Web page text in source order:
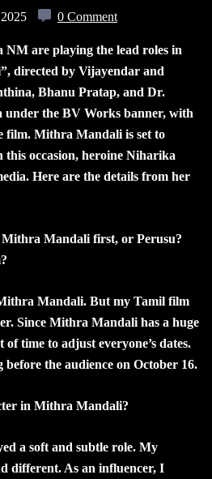
0 Comment
are playing the lead roles in
directed by Vijayendar and
Bhanu Pratap, and Dr.
under the BV Works banner, with
film. Mithra Mandali is set to
this occasion, heroine Niharika
Here are the details from her
Mandali first, or Perusu?
Mandali. But my Tamil film
Since Mithra Mandali has a huge
of time to adjust everyone’s dates.
the audience on October 16.
in Mithra Mandali?
a soft and subtle role. My
different. As an influencer, I